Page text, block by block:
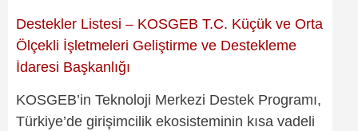
Destekler Listesi – KOSGEB T.C. Küçük ve Orta
Ölçekli İşletmeleri Geliştirme ve Destekleme
İdaresi Başkanlığı
KOSGEB’in Teknoloji Merkezi Destek Programı,
Türkiye’de girişimcilik ekosisteminin kısa vadeli